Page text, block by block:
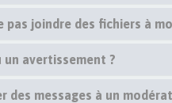
pas joindre des fichiers à
un avertissement ?
des messages à un